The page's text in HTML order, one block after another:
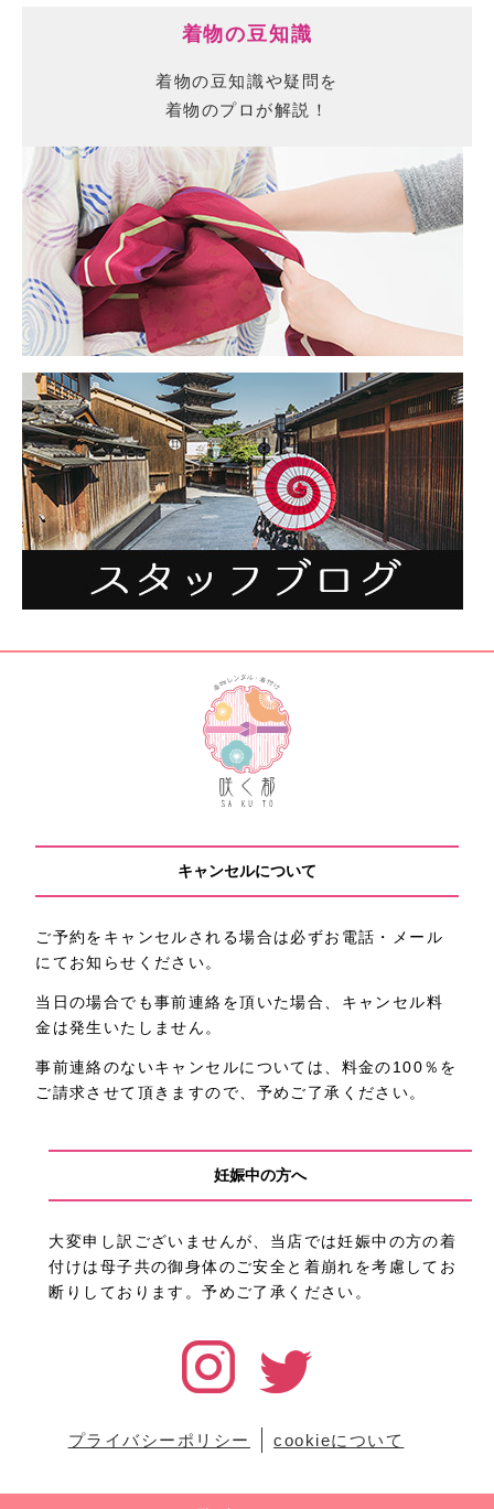
着物の豆知識
着物の豆知識や疑問を
着物のプロが解説！
キャンセルについて
ご予約をキャンセルされる場合は必ずお電話・メール
にてお知らせください。
当日の場合でも事前連絡を頂いた場合、キャンセル料
金は発生いたしません。
事前連絡のないキャンセルについては、料金の100％を
ご請求させて頂きますので、予めご了承ください。
妊娠中の方へ
大変申し訳ございませんが、当店では妊娠中の方の着
付けは母子共の御身体のご安全と着崩れを考慮してお
断りしております。予めご了承ください。
プライバシーポリシー cookieについて